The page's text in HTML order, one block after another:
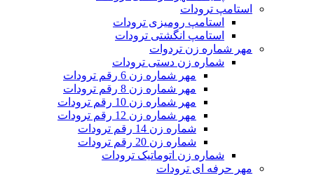
استامپ ترودات
استامپ رومیزی ترودات
استامپ انگشتی ترودات
مهر شماره زن تردوات
شماره زن دستی ترودات
مهر شماره زن 6 رقم ترودات
مهر شماره زن 8 رقم ترودات
مهر شماره زن 10 رقم ترودات
مهر شماره زن 12 رقم ترودات
شماره زن 14 رقم ترودات
شماره زن 20 رقم ترودات
شماره زن اتوماتیک ترودات
مهر حرفه ای ترودات